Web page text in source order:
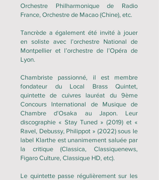
Orchestre Philharmonique de Radio
France, Orchestre de Macao (Chine), etc.
Tancrède a également été invité à jouer
en soliste avec l’orchestre National de
Montpellier et l’orchestre de l’Opéra de
Lyon.
Chambriste passionné, il est membre
fondateur du Local Brass Quintet,
quintette de cuivres lauréat du 9ème
Concours International de Musique de
Chambre d’Osaka au Japon. Leur
discographie « Stay Tuned » (2019) et «
Ravel, Debussy, Philippot » (2022) sous le
label Klarthe est unanimement saluée par
la critique (Classica, Classiquenews,
Figaro Culture, Classique HD, etc).
Le quintette passe régulièrement sur les